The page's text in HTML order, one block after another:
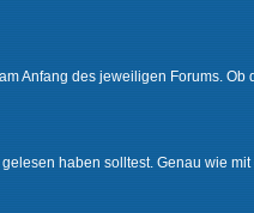
Anfang des jeweiligen Forums.
haben solltest. Genau wie